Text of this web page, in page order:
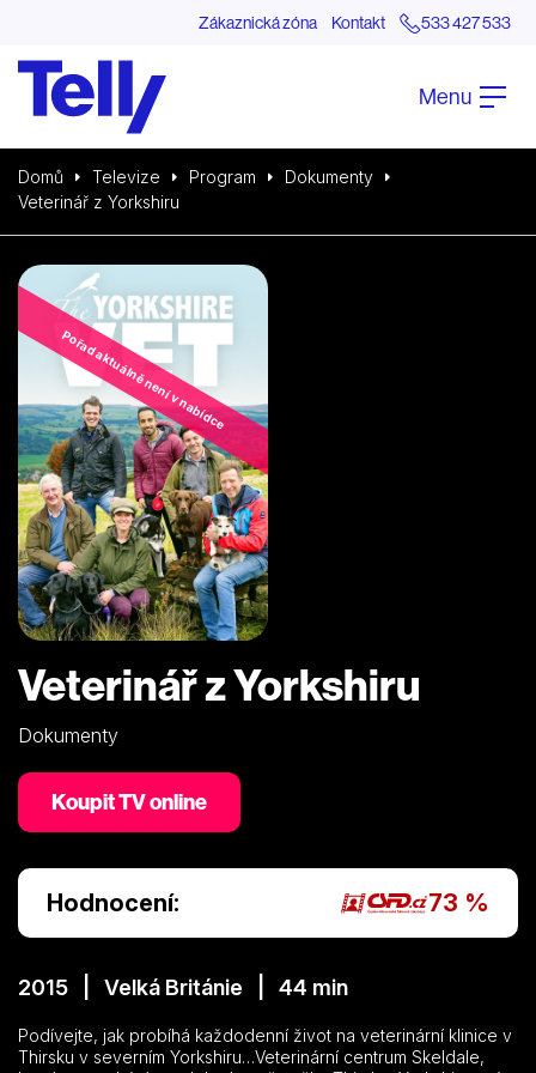
Zákaznická zóna Kontakt 533 427 533
Menu
Domů Televize Program
Dokumenty
Veterinář z Yorkshiru
Pořad aktuálně není v nabídce
Veterinář z Yorkshiru
Dokumenty
Koupit TV online
Hodnocení: 73 %
2015 | Velká Británie | 44 min
Podívejte, jak probíhá každodenní život na veterinární klinice v
Thirsku v severním Yorkshiru…Veterinární centrum Skeldale,